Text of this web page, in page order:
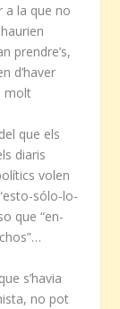
a la que no
prendre’s,
d’haver
molt
que els
diaris
volen
sólo-lo-
que “en-
s’havia
no pot